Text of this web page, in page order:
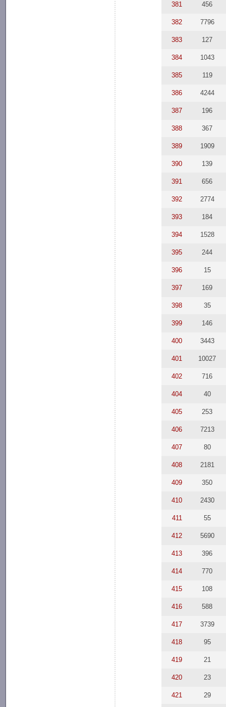
381 456
382 7796
383 127
384 1043
385 119
386 4244
387 196
388 367
389 1909
390 139
391 656
392 2774
393 184
394 1528
395 244
396 15
397 169
398 35
399 146
400 3443
401 10027
402 716
404 40
405 253
406 7213
407 80
408 2181
409 350
410 2430
411 55
412 5690
413 396
414 770
415 108
416 588
417 3739
418 95
419 21
420 23
421 29